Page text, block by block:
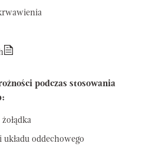
podczas stosowania
oddechowego